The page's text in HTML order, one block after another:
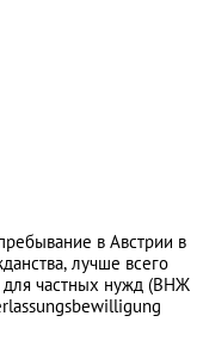
в Австрии в
лучше всего
частных нужд (ВНЖ